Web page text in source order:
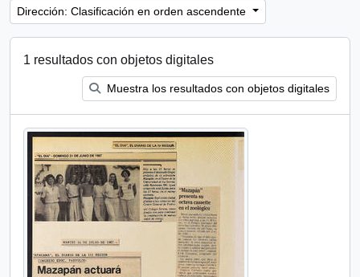
Dirección: Clasificación en orden ascendente
1 resultados con objetos digitales
Muestra los resultados con objetos digitales